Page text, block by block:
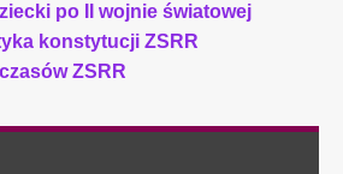
po II wojnie światowej
konstytucji ZSRR
ZSRR